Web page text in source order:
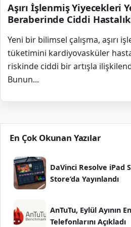
Aşırı İşlenmiş Yiyecekleri
Beraberinde Ciddi
Yeni bir bilimsel çalışma, aşırı
tüketimini kardiyovasküler
riskinde ciddi bir artışla
Bunun...
En Çok Okunan Yazılar
DaVinci Resolve iPad
Store’da Yayınlandı
AnTuTu, Eylül Ayının
Telefonlarını Açıkladı